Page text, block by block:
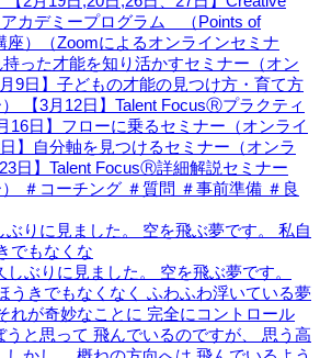
りに見ました。 空を飛ぶ夢です。 私自
でもなくな